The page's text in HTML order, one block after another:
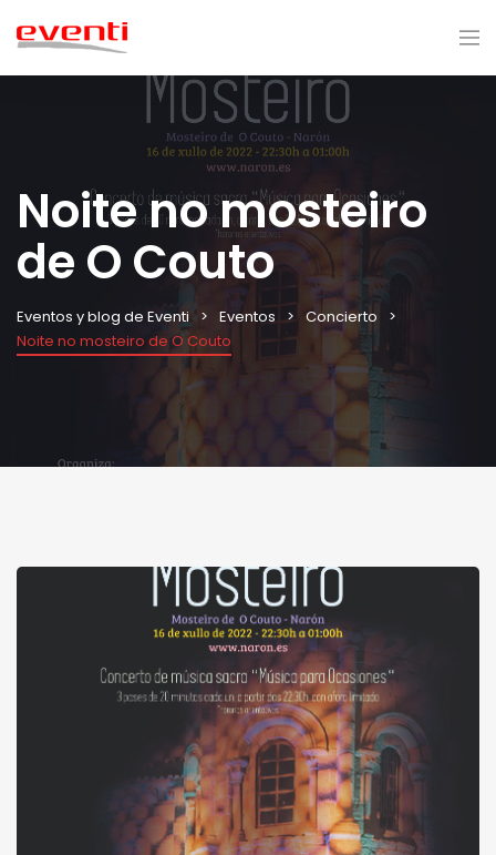
Noite no mosteiro
de O Couto
Eventos y blog de Eventi Eventos
Concierto
Noite no mosteiro de O Couto